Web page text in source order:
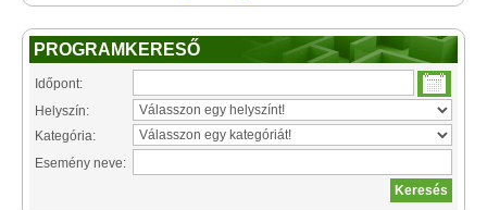
PROGRAMKERESŐ
Időpont:
Helyszín:
Kategória:
Esemény neve: